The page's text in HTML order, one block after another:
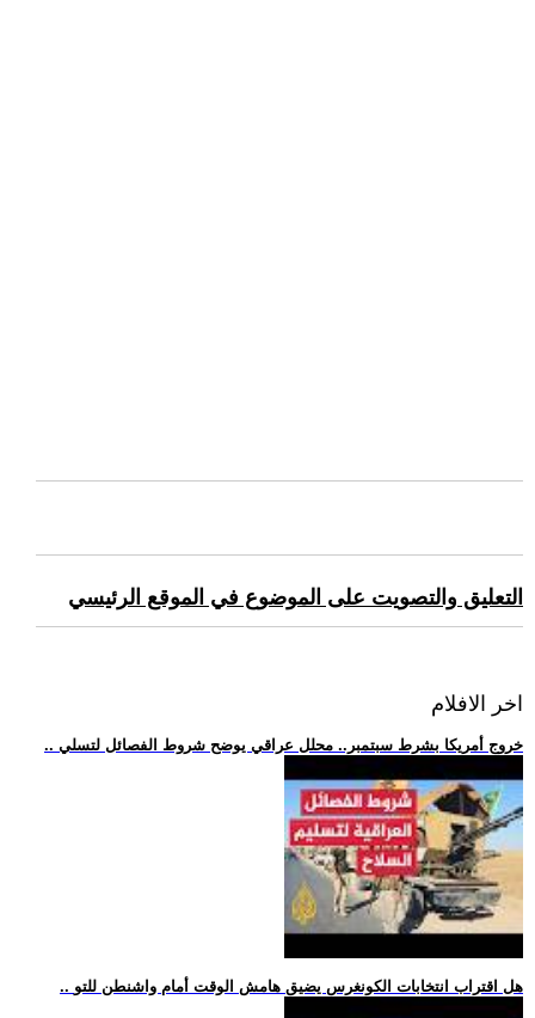
التعليق والتصويت على الموضوع في الموقع الرئيسي
اخر الافلام
.. خروج أمريكا بشرط سبتمبر.. محلل عراقي يوضح شروط الفصائل لتسلي
.. هل اقتراب انتخابات الكونغرس يضيق هامش الوقت أمام واشنطن للتو